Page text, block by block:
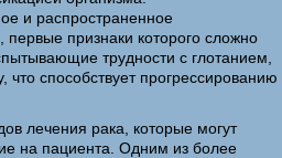
и распространенное
первые признаки которого сложно
трудности с глотанием,
способствует прогрессированию
лечения рака, которые могут
на пациента. Одним из более